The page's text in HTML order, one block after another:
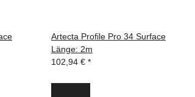
Artecta Profile Pro 34 Surface
Länge: 2m
102,94 € *